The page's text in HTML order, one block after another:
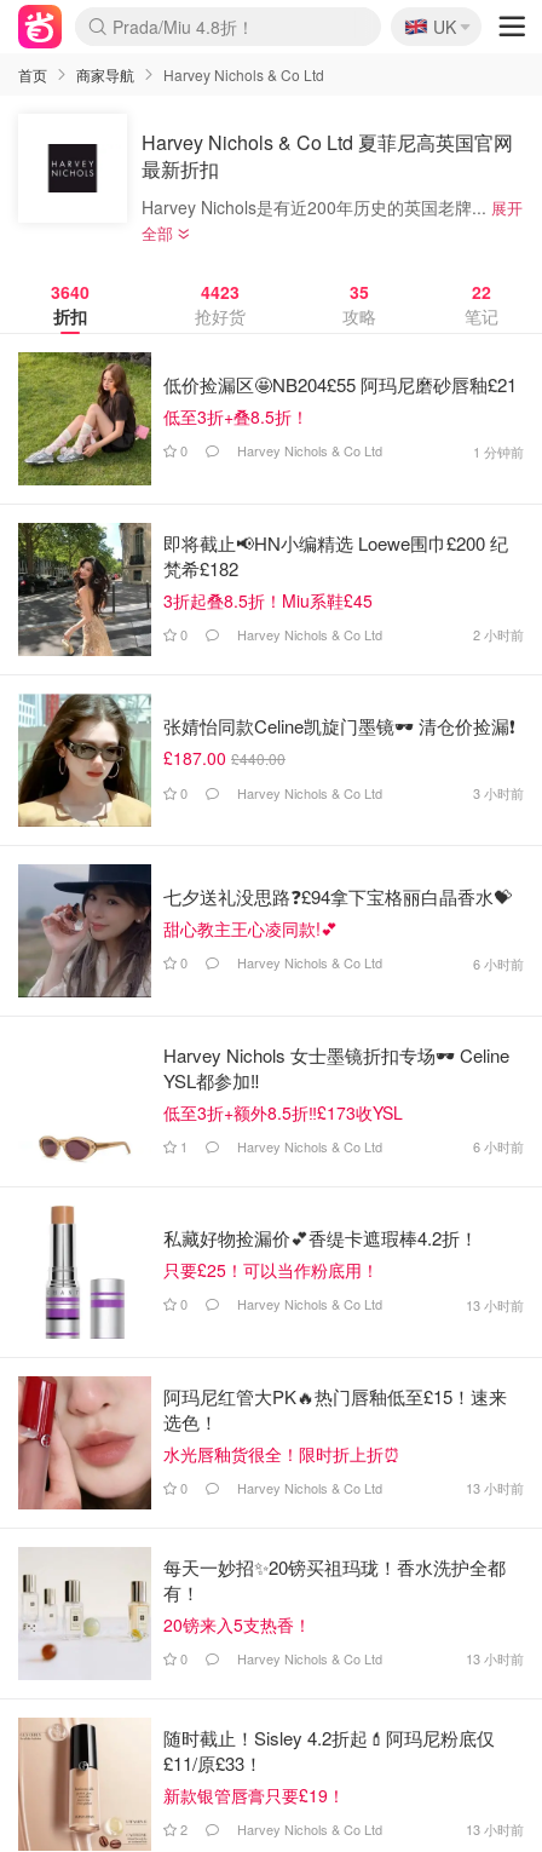
麦卢卡蜂蜜夏促！个位数！
Prada/Miu 4.8折！
啥？必胜客披萨5折！
🇬🇧
UK
首页 商家导航 Harvey Nichols & Co Ltd
Harvey Nichols & Co Ltd 夏菲尼高英国官网
最新折扣
Harvey Nichols是有近200年历史的英国老牌... 展开
全部
3640
折扣
4423
抢好货
35
攻略
22
笔记
低价捡漏区🤩NB204£55 阿玛尼磨砂唇釉£21
低至3折+叠8.5折！
0 Harvey Nichols & Co Ltd 1 分钟前
即将截止📢HN小编精选 Loewe围巾£200 纪
梵希£182
3折起叠8.5折！Miu系鞋£45
0 Harvey Nichols & Co Ltd 2 小时前
张婧怡同款Celine凯旋门墨镜🕶️ 清仓价捡漏❗️
£187.00 £440.00
0 Harvey Nichols & Co Ltd 3 小时前
七夕送礼没思路❓£94拿下宝格丽白晶香水💝
甜心教主王心凌同款!💕
0 Harvey Nichols & Co Ltd 6 小时前
Harvey Nichols 女士墨镜折扣专场🕶 Celine
YSL都参加‼️
低至3折+额外8.5折‼️£173收YSL
1 Harvey Nichols & Co Ltd 6 小时前
私藏好物捡漏价💕香缇卡遮瑕棒4.2折！
只要£25！可以当作粉底用！
0 Harvey Nichols & Co Ltd 13 小时前
阿玛尼红管大PK🔥热门唇釉低至£15！速来
选色！
水光唇釉货很全！限时折上折⏰
0 Harvey Nichols & Co Ltd 13 小时前
每天一妙招✨20镑买祖玛珑！香水洗护全都
有！
20镑来入5支热香！
0 Harvey Nichols & Co Ltd 13 小时前
随时截止！Sisley 4.2折起💄阿玛尼粉底仅
£11/原£33！
新款银管唇膏只要£19！
2 Harvey Nichols & Co Ltd 13 小时前